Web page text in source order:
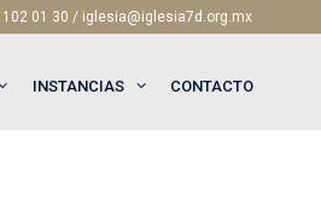
01 30 / iglesia@iglesia7d.org.mx
INSTANCIAS CONTACTO